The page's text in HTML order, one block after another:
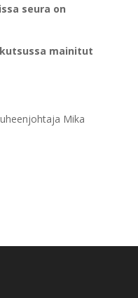
seura on
mainitut
Mika